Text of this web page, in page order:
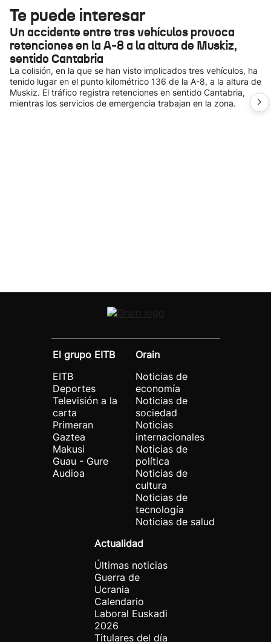
Te puede interesar
Un accidente entre tres vehículos provoca
retenciones en la A-8 a la altura de Muskiz,
sentido Cantabria
La colisión, en la que se han visto implicados tres vehículos, ha
tenido lugar en el punto kilométrico 136 de la A-8, a la altura de
Muskiz. El tráfico registra retenciones en sentido Cantabria,
mientras los servicios de emergencia trabajan en la zona.
El grupo EITB
EITB
Deportes
Televisión a la
carta
Primeran
Gaztea
Makusi
Guau - Gure
Audioa
Orain
Noticias de
economía
Noticias de
sociedad
Noticias
internacionales
Noticias de
política
Noticias de
cultura
Noticias de
tecnología
Noticias de salud
Actualidad
Últimas noticias
Guerra de
Ucrania
Calendario
Laboral Euskadi
2026
Titulares del día